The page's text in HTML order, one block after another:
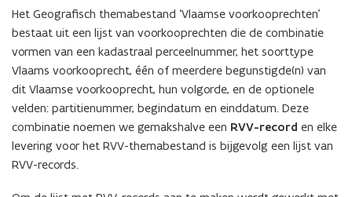
n
t
i
n
n
i
e
u
w
Het Geografisch themabestand ‘Vlaamse voorkooprechten’
bestaat uit een lijst van voorkooprechten die de combinatie
vormen van een kadastraal perceelnummer, het soorttype
Vlaams voorkooprecht, één of meerdere begunstigde(n) van
dit Vlaamse voorkooprecht, hun volgorde, en de optionele
velden: partitienummer, begindatum en einddatum. Deze
combinatie noemen we gemakshalve een RVV-record en elke
levering voor het RVV-themabestand is bijgevolg een lijst van
RVV-records.